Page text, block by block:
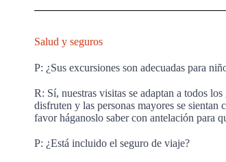
Salud y seguros
P: ¿Sus excursiones son adecuadas para
R: Sí, nuestras visitas se adaptan a todos
disfruten y las personas mayores se sientan
favor háganoslo saber con antelación para
P: ¿Está incluido el seguro de viaje?